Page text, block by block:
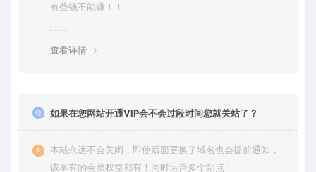
有些钱不能赚！！！
查看详情
如果在您网站开通VIP会不会过段时间您就关站了？
本站永远不会关闭，即使后面更换了域名也会提前通知，
该享有的会员权益都有！同时运营多个站点！